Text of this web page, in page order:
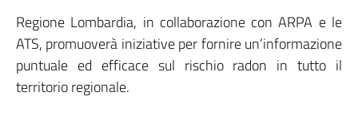
Regione Lombardia, in collaborazione con ARPA e le
ATS, promuoverà iniziative per fornire un’informazione
puntuale ed efficace sul rischio radon in tutto il
territorio regionale.